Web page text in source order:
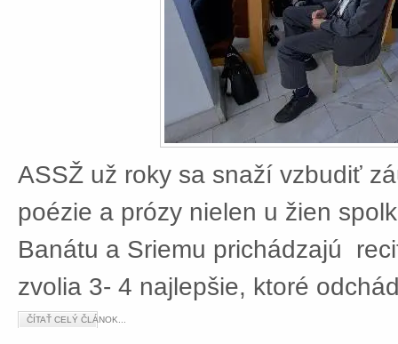
ASSŽ už roky sa snaží vzbudiť
poézie a prózy nielen u žien
Banátu a Sriemu prichádzajú
zvolia 3- 4 najlepšie, ktoré
ČÍTAŤ CELÝ ČLÁNOK...